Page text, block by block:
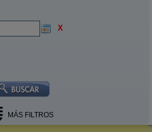
X
MÁS FILTROS